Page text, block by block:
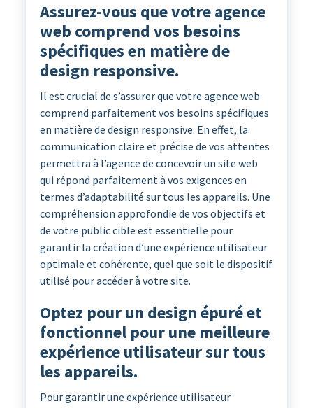
Assurez-vous que votre agence
web comprend vos besoins
spécifiques en matière de
design responsive.
Il est crucial de s’assurer que votre agence web
comprend parfaitement vos besoins spécifiques
en matière de design responsive. En effet, la
communication claire et précise de vos attentes
permettra à l’agence de concevoir un site web
qui répond parfaitement à vos exigences en
termes d’adaptabilité sur tous les appareils. Une
compréhension approfondie de vos objectifs et
de votre public cible est essentielle pour
garantir la création d’une expérience utilisateur
optimale et cohérente, quel que soit le dispositif
utilisé pour accéder à votre site.
Optez pour un design épuré et
fonctionnel pour une meilleure
expérience utilisateur sur tous
les appareils.
Pour garantir une expérience utilisateur